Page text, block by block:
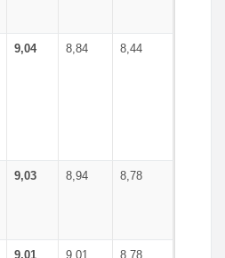
9,04 8,84 8,44
9,03 8,94 8,78
9,01 9,01 8,78